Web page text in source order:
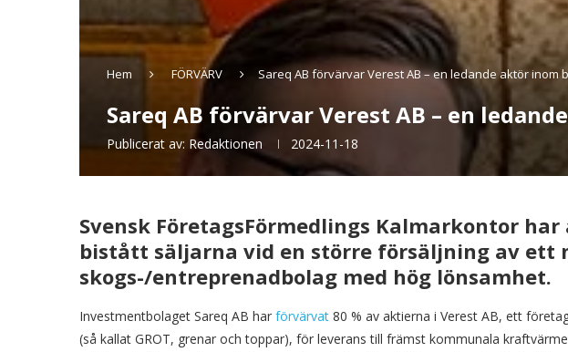
Hem FÖRVÄRV Sareq AB förvärvar Verest AB – en ledande aktör
Sareq AB förvärvar Verest AB – en
Publicerat av: Redaktionen 2024-11-18
Svensk FöretagsFörmedlings Kalmarkontor
bistått säljarna vid en större försäljning av ett
skogs-/entreprenadbolag med hög lönsamhet.
Investmentbolaget Sareq AB har förvärvat 80 % av aktierna i Verest AB, ett
(så kallat GROT, grenar och toppar), för leverans till främst kommunala